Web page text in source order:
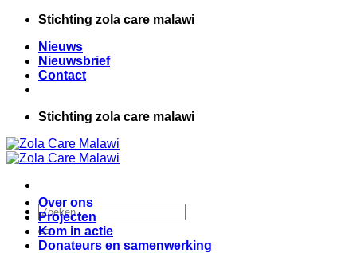
inhoud
Stichting zola care malawi
Nieuws
Nieuwsbrief
Contact
Stichting zola care malawi
Zoeken
naar:
Over ons
Projecten
Kom in actie
Donateurs en samenwerking